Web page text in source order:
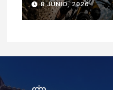
8 JUNIO, 2026